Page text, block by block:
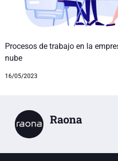
Procesos de trabajo en la
nube
16/05/2023
Raona